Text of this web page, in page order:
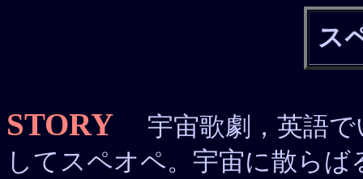
ス
STORY
宇宙歌劇，英語で
してスペオペ。宇宙に散ら